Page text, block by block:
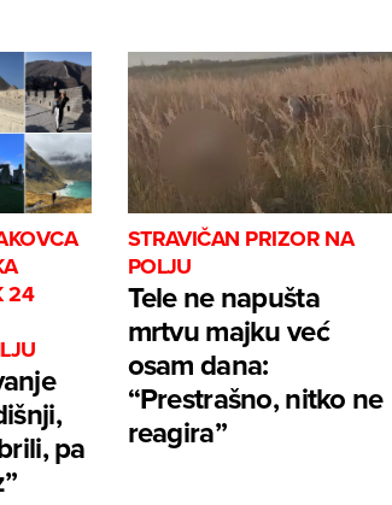
24
pa
STRAVIČAN PRIZOR NA
POLJU
Tele ne napušta
mrtvu majku već
osam dana:
“Prestrašno, nitko ne
reagira”